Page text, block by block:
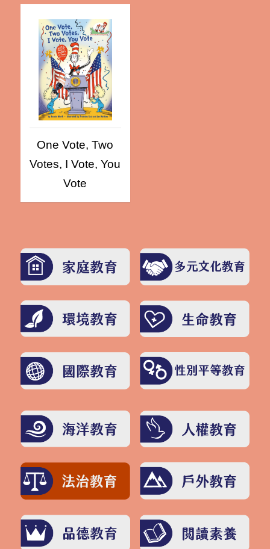
One Vote, Two
Votes, I Vote, You
Vote